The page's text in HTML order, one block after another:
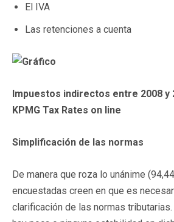
El IVA
Las retenciones a cuenta
Impuestos indirectos entre 2008 y
KPMG Tax Rates on line
Simplificación de las normas
De manera que roza lo unánime
encuestadas creen en que es
clarificación de las normas tributarias.